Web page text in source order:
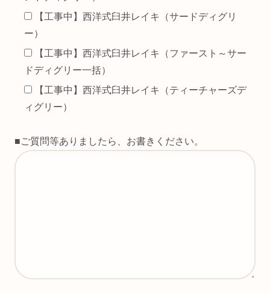
【工事中】西洋式臼井レイキ（サードディグリ
ー）
【工事中】西洋式臼井レイキ（ファースト～サー
ドディグリー一括）
【工事中】西洋式臼井レイキ（ティーチャーズデ
ィグリー）
■ご質問等ありましたら、お書きください。